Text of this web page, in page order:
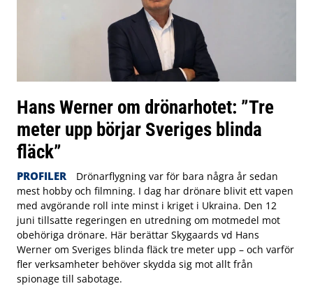
Hans Werner om drönarhotet: ”Tre
meter upp börjar Sveriges blinda
fläck”
PROFILER
Drönarflygning var för bara några år sedan
mest hobby och filmning. I dag har drönare blivit ett vapen
med avgörande roll inte minst i kriget i Ukraina. Den 12
juni tillsatte regeringen en utredning om motmedel mot
obehöriga drönare. Här berättar Skygaards vd Hans
Werner om Sveriges blinda fläck tre meter upp – och varför
fler verksamheter behöver skydda sig mot allt från
spionage till sabotage.